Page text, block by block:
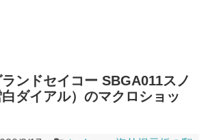
ランドセイコー SBGA011スノ
ダイアル）のマクロショッ